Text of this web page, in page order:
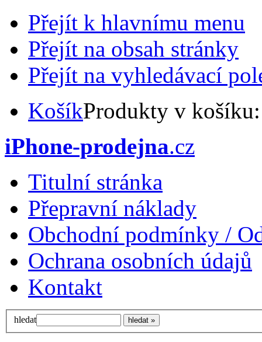
Přejít k hlavnímu menu
Přejít na obsah stránky
Přejít na vyhledávací
KošíkProdukty v
iPhone-prodejna.cz
Titulní stránka
Přepravní náklady
Obchodní podmínky /
Ochrana osobních údajů
Kontakt
hledat